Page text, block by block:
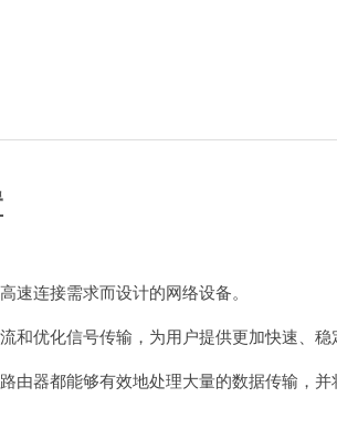
连接需求而设计的网络设备。
优化信号传输，为用户提供更加快速、稳
器都能够有效地处理大量的数据传输，并